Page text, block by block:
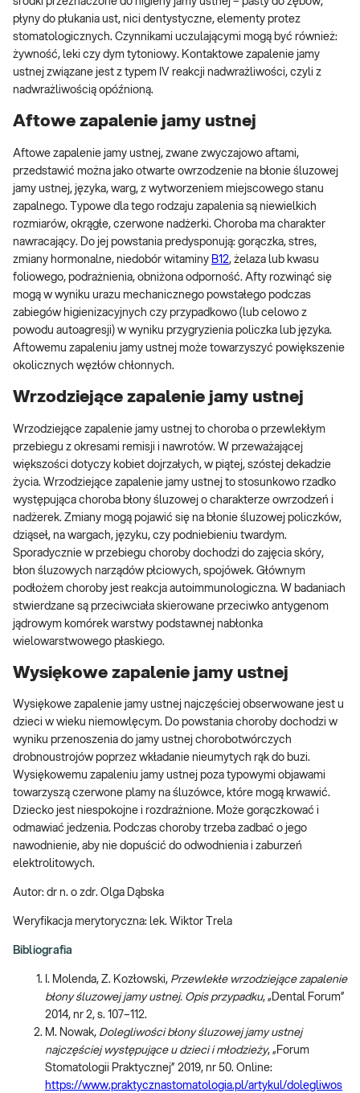
płyny do płukania ust, nici dentystyczne, elementy protez
stomatologicznych. Czynnikami uczulającymi mogą być również:
żywność, leki czy dym tytoniowy. Kontaktowe zapalenie jamy
ustnej związane jest z typem IV reakcji nadwrażliwości, czyli z
nadwrażliwością opóźnioną.
Aftowe zapalenie jamy ustnej
Aftowe zapalenie jamy ustnej, zwane zwyczajowo aftami,
przedstawić można jako otwarte owrzodzenie na błonie śluzowej
jamy ustnej, języka, warg, z wytworzeniem miejscowego stanu
zapalnego. Typowe dla tego rodzaju zapalenia są niewielkich
rozmiarów, okrągłe, czerwone nadżerki. Choroba ma charakter
nawracający. Do jej powstania predysponują: gorączka, stres,
zmiany hormonalne, niedobór witaminy B12, żelaza lub kwasu
foliowego, podrażnienia, obniżona odporność. Afty rozwinąć się
mogą w wyniku urazu mechanicznego powstałego podczas
zabiegów higienizacyjnych czy przypadkowo (lub celowo z
powodu autoagresji) w wyniku przygryzienia policzka lub języka.
Aftowemu zapaleniu jamy ustnej może towarzyszyć powiększenie
okolicznych węzłów chłonnych.
Wrzodziejące zapalenie jamy ustnej
Wrzodziejące zapalenie jamy ustnej to choroba o przewlekłym
przebiegu z okresami remisji i nawrotów. W przeważającej
większości dotyczy kobiet dojrzałych, w piątej, szóstej dekadzie
życia. Wrzodziejące zapalenie jamy ustnej to stosunkowo rzadko
występująca choroba błony śluzowej o charakterze owrzodzeń i
nadżerek. Zmiany mogą pojawić się na błonie śluzowej policzków,
dziąseł, na wargach, języku, czy podniebieniu twardym.
Sporadycznie w przebiegu choroby dochodzi do zajęcia skóry,
błon śluzowych narządów płciowych, spojówek. Głównym
podłożem choroby jest reakcja autoimmunologiczna. W badaniach
stwierdzane są przeciwciała skierowane przeciwko antygenom
jądrowym komórek warstwy podstawnej nabłonka
wielowarstwowego płaskiego.
Wysiękowe zapalenie jamy ustnej
Wysiękowe zapalenie jamy ustnej najczęściej obserwowane jest u
dzieci w wieku niemowlęcym. Do powstania choroby dochodzi w
wyniku przenoszenia do jamy ustnej chorobotwórczych
drobnoustrojów poprzez wkładanie nieumytych rąk do buzi.
Wysiękowemu zapaleniu jamy ustnej poza typowymi objawami
towarzyszą czerwone plamy na śluzówce, które mogą krwawić.
Dziecko jest niespokojne i rozdrażnione. Może gorączkować i
odmawiać jedzenia. Podczas choroby trzeba zadbać o jego
nawodnienie, aby nie dopuścić do odwodnienia i zaburzeń
elektrolitowych.
Autor: dr n. o zdr. Olga Dąbska
Weryfikacja merytoryczna: lek. Wiktor Trela
Bibliografia
I. Molenda, Z. Kozłowski, Przewlekłe wrzodziejące zapalenie
błony śluzowej jamy ustnej. Opis przypadku, „Dental Forum”
2014, nr 2, s. 107–112.
M. Nowak, Dolegliwości błony śluzowej jamy ustnej
najczęściej występujące u dzieci i młodzieży, „Forum
Stomatologii Praktycznej” 2019, nr 50. Online:
https://www.praktycznastomatologia.pl/artykul/dolegliwos